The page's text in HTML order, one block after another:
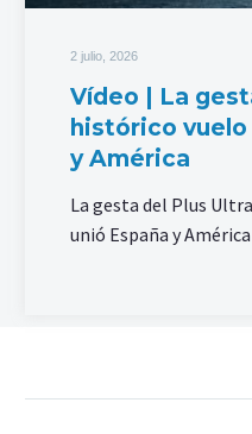
2 julio, 2026
Vídeo | La
histórico vuelo
y América
La gesta del Plus
unió España y América